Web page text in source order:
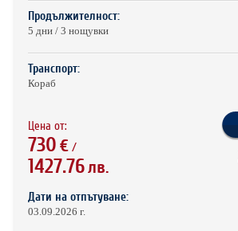
Продължителност:
5 дни / 3 нощувки
Транспорт:
Кораб
Цена от:
730€/
1427.76лв.
Дати на отпътуване:
03.09.2026 г.